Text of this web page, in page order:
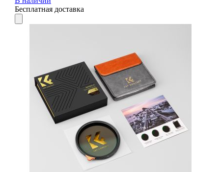
Бесплатная доставка